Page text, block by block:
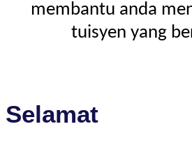
membantu anda
tuisyen yang
Selamat